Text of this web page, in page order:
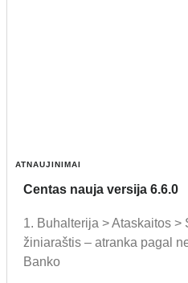
ATNAUJINIMAI
Centas nauja versija 6.6.0
1. Buhalterija > Ataskaitos >
žiniaraštis – atranka pagal
Banko